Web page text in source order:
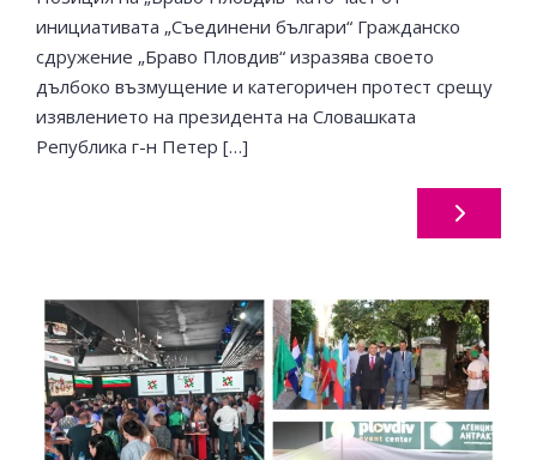
инициативата „Съединени българи“ Гражданско
сдружение „Браво Пловдив“ изразява своето
дълбоко възмущение и категоричен протест срещу
изявлението на президента на Словашката
Република г-н Петер […]